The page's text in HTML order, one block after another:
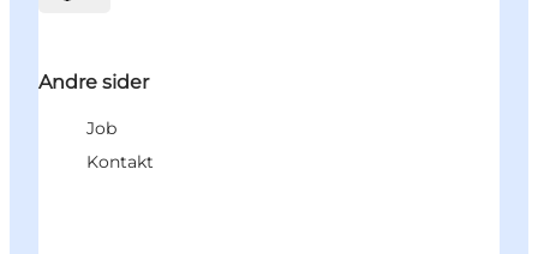
Andre sider
Job
Kontakt